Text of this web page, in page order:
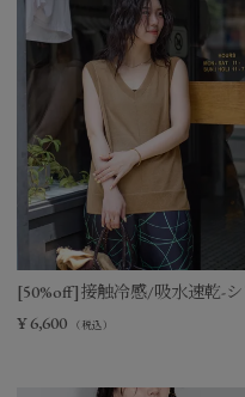
[50%off]接触冷感/吸水速乾-
¥ 6,600 （税込）